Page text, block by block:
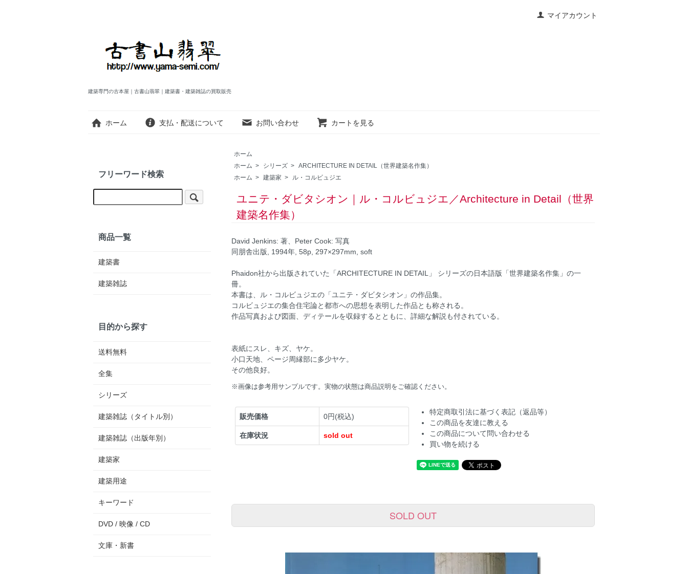
マイアカウント
建築専門の古本屋｜古書山翡翠｜建築書・建築雑誌の買取販売
ホーム 支払・配送について お問い合わせ カートを見る
ホーム
ホーム > シリーズ > ARCHITECTURE IN DETAIL（世界建築名作集）
ホーム > 建築家 > ル・コルビュジエ
ユニテ・ダビタシオン｜ル・コルビュジエ／Architecture in Detail（世界
建築名作集）
David Jenkins: 著、Peter Cook: 写真
同朋舎出版, 1994年, 58p, 297×297mm, soft
Phaidon社から出版されていた「ARCHITECTURE IN DETAIL」 シリーズの日本語版「世界建築名作集」の一
冊。
本書は、ル・コルビュジエの「ユニテ・ダビタシオン」の作品集。
コルビュジエの集合住宅論と都市への思想を表明した作品とも称される。
作品写真および図面、ディテールを収録するとともに、詳細な解説も付されている。
表紙にスレ、キズ、ヤケ。
小口天地、ページ周縁部に多少ヤケ。
その他良好。
※画像は参考用サンプルです。実物の状態は商品説明をご確認ください。
販売価格 0円(税込)
在庫状況 sold out
特定商取引法に基づく表記（返品等）
この商品を友達に教える
この商品について問い合わせる
買い物を続ける
SOLD OUT
フリーワード検索
商品一覧
建築書
建築雑誌
目的から探す
送料無料
全集
シリーズ
建築雑誌（タイトル別）
建築雑誌（出版年別）
建築家
建築用途
キーワード
DVD / 映像 / CD
文庫・新書